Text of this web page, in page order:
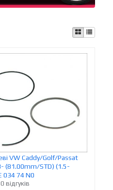
VW Caddy/Golf/Passat
(81.00mm/STD) (1.5-
034 74 N0
0 відгуків